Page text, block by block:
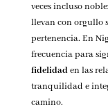
veces incluso
llevan con orgullo
pertenencia. En
frecuencia para
fidelidaden las
tranquilidad e
camino.